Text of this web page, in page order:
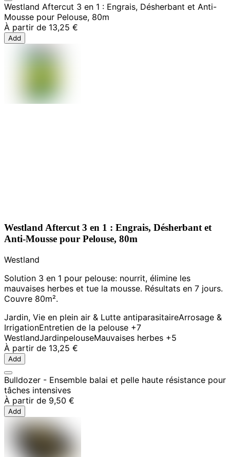
Westland Aftercut 3 en 1 : Engrais, Désherbant et Anti-
Mousse pour Pelouse, 80m
À partir de 13,25 €
Add
Westland Aftercut 3 en 1 : Engrais, Désherbant et
Anti-Mousse pour Pelouse, 80m
Westland
Solution 3 en 1 pour pelouse: nourrit, élimine les
mauvaises herbes et tue la mousse. Résultats en 7 jours.
Couvre 80m².
Jardin, Vie en plein air & Lutte antiparasitaireArrosage &
IrrigationEntretien de la pelouse +7
WestlandJardinpelouseMauvaises herbes +5
À partir de 13,25 €
Add
Bulldozer - Ensemble balai et pelle haute résistance pour
tâches intensives
À partir de 9,50 €
Add